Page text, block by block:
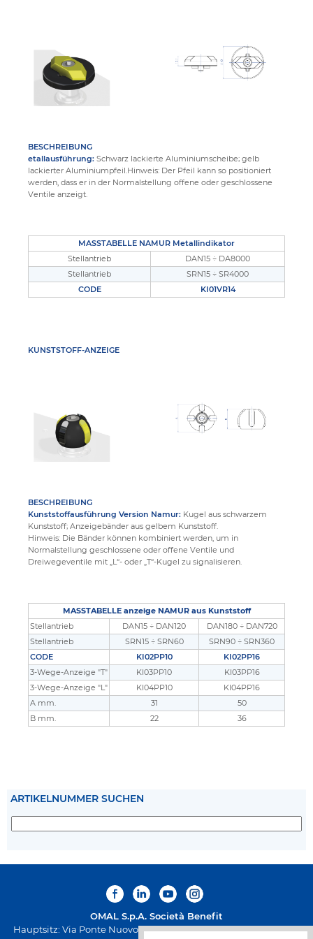
BESCHREIBUNG
etallausführung: Schwarz lackierte Aluminiumscheibe; gelb
lackierter Aluminiumpfeil.Hinweis: Der Pfeil kann so positioniert
werden, dass er in der Normalstellung offene oder geschlossene
Ventile anzeigt.
MASSTABELLE NAMUR Metallindikator
Stellantrieb
DAN15 ÷ DA8000
Stellantrieb
SRN15 ÷ SR4000
CODE
KI01VR14
KUNSTSTOFF-ANZEIGE
BESCHREIBUNG
Kunststoffausführung Version Namur: Kugel aus schwarzem
Kunststoff; Anzeigebänder aus gelbem Kunststoff.
Hinweis: Die Bänder können kombiniert werden, um in
Normalstellung geschlossene oder offene Ventile und
Dreiwegeventile mit „L“- oder „T“-Kugel zu signalisieren.
MASSTABELLE anzeige NAMUR aus Kunststoff
Stellantrieb
DAN15 ÷ DAN120
DAN180 ÷ DAN720
Stellantrieb
SRN15 ÷ SRN60
SRN90 ÷ SRN360
CODE
KI02PP10
KI02PP16
3-Wege-Anzeige "T"
KI03PP10
KI03PP16
3-Wege-Anzeige "L"
KI04PP10
KI04PP16
A mm.
31
50
B mm.
22 36
ARTIKELNUMMER SUCHEN
OMAL S.p.A. Società Benefit
Hauptsitz: Via Ponte Nuovo 11, Rodengo Saiano (Brescia) Italien